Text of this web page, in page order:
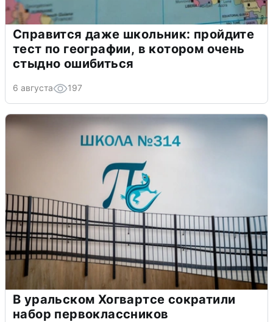
Справится даже школьник: пройдите
тест по географии, в котором очень
стыдно ошибиться
6 августа 197
В уральском Хогвартсе сократили
набор первоклассников